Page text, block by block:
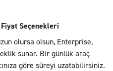
Seçenekleri
olursa olsun, Enterprise,
sunar. Bir günlük araç
göre süreyi uzatabilirsiniz.